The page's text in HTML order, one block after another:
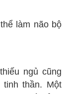
làm não bộ
ngủ cũng
thần. Một